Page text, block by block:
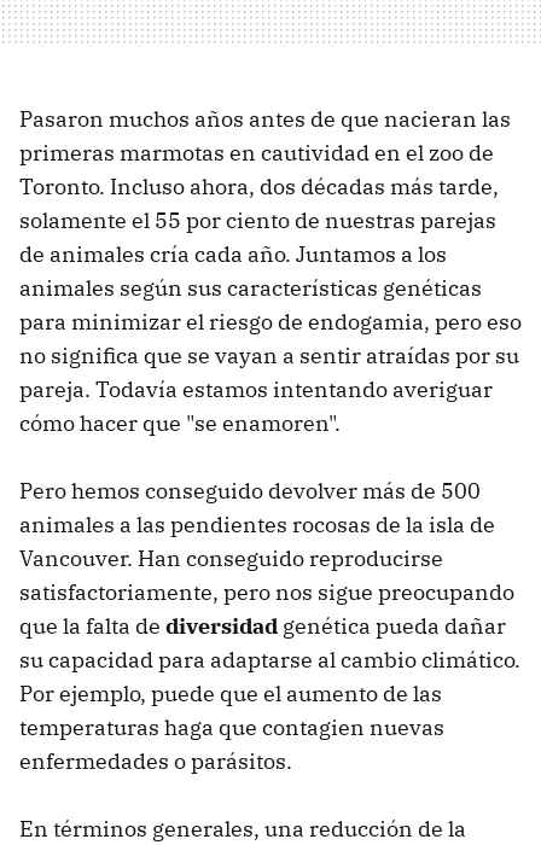
Pasaron muchos años antes de que nacieran las
primeras marmotas en cautividad en el zoo de
Toronto. Incluso ahora, dos décadas más tarde,
solamente el 55 por ciento de nuestras parejas
de animales cría cada año. Juntamos a los
animales según sus características genéticas
para minimizar el riesgo de endogamia, pero eso
no significa que se vayan a sentir atraídas por su
pareja. Todavía estamos intentando averiguar
cómo hacer que "se enamoren".
Pero hemos conseguido devolver más de 500
animales a las pendientes rocosas de la isla de
Vancouver. Han conseguido reproducirse
satisfactoriamente, pero nos sigue preocupando
que la falta de diversidad genética pueda dañar
su capacidad para adaptarse al cambio climático.
Por ejemplo, puede que el aumento de las
temperaturas haga que contagien nuevas
enfermedades o parásitos.
En términos generales, una reducción de la